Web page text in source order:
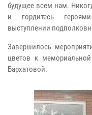
будущее всем нам.
и гордитесь
выступлении
Завершилось
цветов к
Бархатовой.